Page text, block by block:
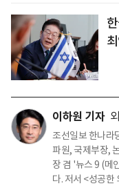
이하원 기자
조선일보 한나라
파원, 국제부장,
장 겸 '뉴스 9 (메
다. 저서 <성공한